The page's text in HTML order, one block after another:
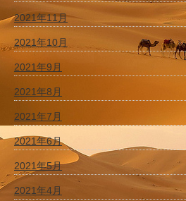
2021年11月
2021年10月
2021年9月
2021年8月
2021年7月
2021年6月
2021年5月
2021年4月